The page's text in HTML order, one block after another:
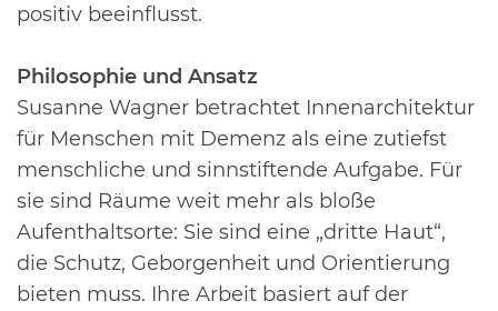
positiv beeinflusst.
Philosophie und Ansatz
Susanne Wagner betrachtet Innenarchitektur
für Menschen mit Demenz als eine zutiefst
menschliche und sinnstiftende Aufgabe. Für
sie sind Räume weit mehr als bloße
Aufenthaltsorte: Sie sind eine „dritte Haut“,
die Schutz, Geborgenheit und Orientierung
bieten muss. Ihre Arbeit basiert auf der